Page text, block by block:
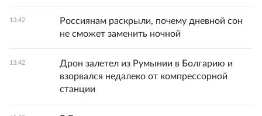
13:42
Россиянам раскрыли, почему дневной сон
не сможет заменить ночной
13:42
Дрон залетел из Румынии в Болгарию и
взорвался недалеко от компрессорной
станции